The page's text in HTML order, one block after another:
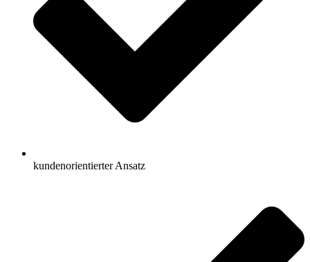
kundenorientierter Ansatz